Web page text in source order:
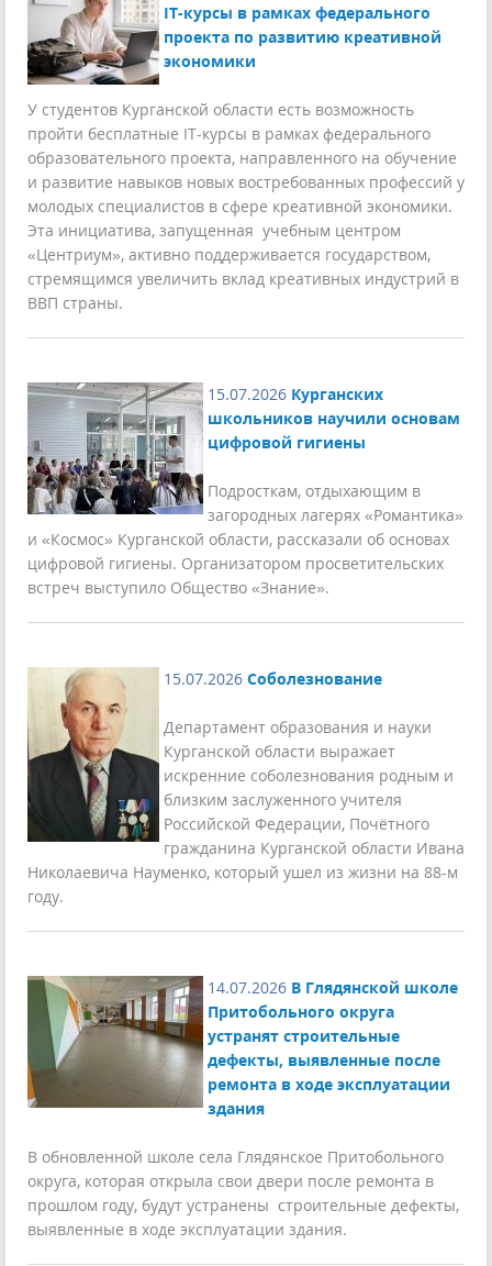
IT-курсы в рамках федерального
проекта по развитию креативной
экономики
У студентов Курганской области есть возможность
пройти бесплатные IT-курсы в рамках федерального
образовательного проекта, направленного на обучение
и развитие навыков новых востребованных профессий у
молодых специалистов в сфере креативной экономики.
Эта инициатива, запущенная учебным центром
«Центриум», активно поддерживается государством,
стремящимся увеличить вклад креативных индустрий в
ВВП страны.
15.07.2026 Курганских
школьников научили основам
цифровой гигиены
Подросткам, отдыхающим в
загородных лагерях «Романтика»
и «Космос» Курганской области, рассказали об основах
цифровой гигиены. Организатором просветительских
встреч выступило Общество «Знание».
15.07.2026 Соболезнование
Департамент образования и науки
Курганской области выражает
искренние соболезнования родным и
близким заслуженного учителя
Российской Федерации, Почётного
гражданина Курганской области Ивана
Николаевича Науменко, который ушел из жизни на 88-м
году.
14.07.2026 В Глядянской школе
Притобольного округа
устранят строительные
дефекты, выявленные после
ремонта в ходе эксплуатации
здания
В обновленной школе села Глядянское Притобольного
округа, которая открыла свои двери после ремонта в
прошлом году, будут устранены строительные дефекты,
выявленные в ходе эксплуатации здания.